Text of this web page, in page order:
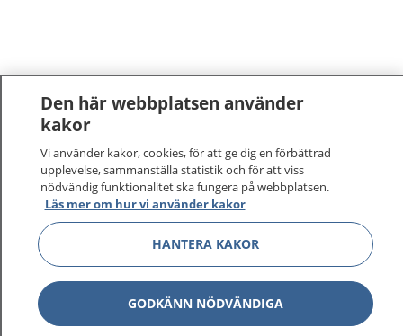
Den här webbplatsen använder
kakor
Vi använder kakor, cookies, för att ge dig en förbättrad
upplevelse, sammanställa statistik och för att viss
nödvändig funktionalitet ska fungera på webbplatsen.
Läs mer om hur vi använder kakor
HANTERA KAKOR
GODKÄNN NÖDVÄNDIGA